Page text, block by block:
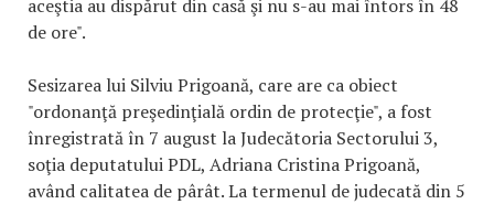
aceştia au dispărut din casă şi nu s-au mai întors în 48
de ore".
Sesizarea lui Silviu Prigoană, care are ca obiect
"ordonanţă preşedinţială ordin de protecţie", a fost
înregistrată în 7 august la Judecătoria Sectorului 3,
soţia deputatului PDL, Adriana Cristina Prigoană,
având calitatea de pârât. La termenul de judecată din 5